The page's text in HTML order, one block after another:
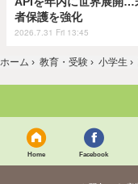
者保護を強化
2026.7.31 Fri 13:45
ホーム › 教育・受験 › 小学生 ›
Home Facebook